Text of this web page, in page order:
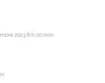
2023 8 h 20 min